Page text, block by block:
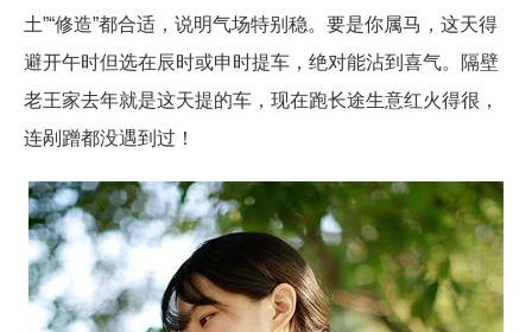
土”“修造”都合适，说明气场特别稳。要是你属马，这天得
避开午时但选在辰时或申时提车，绝对能沾到喜气。隔壁
老王家去年就是这天提的车，现在跑长途生意红火得很，
连剐蹭都没遇到过！